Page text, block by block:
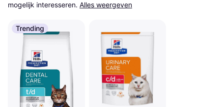
mogelijk interesseren. Alles weergeven
Trending